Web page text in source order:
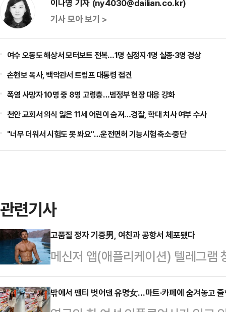
이나영 기자 (ny4030@dailian.co.kr)
기사 모아 보기 >
여수 오동도 해상서 모터보트 전복…1명 심정지·1명 실종·3명 경상
손현보 목사, 백악관서 트럼프 대통령 접견
폭염 사망자 10명 중 8명 고령층…범정부 현장 대응 강화
천안 교회서 의식 잃은 11세 어린이 숨져…경찰, 학대 치사 여부 수사
"너무 더워서 시험도 못 봐요"…운전면허 기능시험 축소·중단
관련기사
고품질 정자 기증男, 여친과 공항서 체포됐다
메신저 앱(애플리케이션) 텔레그램
로프(40)가 프랑스 공항에서 체포
스 방송은 익명의 소식통을 인용해
밖에서 팬티 벗어댄 유명女…마트·카페에 숨겨놓고